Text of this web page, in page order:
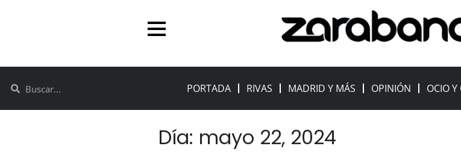
PORTADA RIVAS MADRID Y MÁS OPINIÓN OCIO
Día: mayo 22, 2024